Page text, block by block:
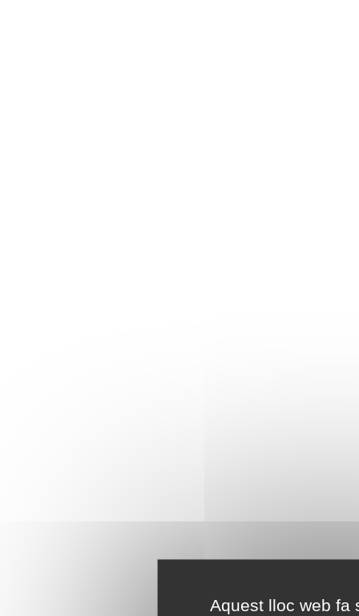
Aquest lloc web fa